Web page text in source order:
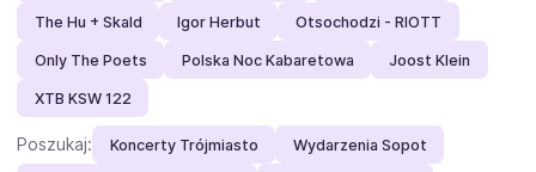
The Hu + Skald Igor Herbut Otsochodzi - RIOTT
Only The Poets Polska Noc Kabaretowa Joost Klein
XTB KSW 122
Poszukaj: Koncerty Trójmiasto Wydarzenia Sopot